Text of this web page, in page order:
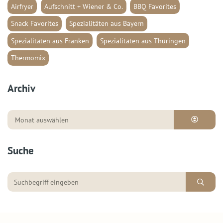
Airfryer Aufschnitt + Wiener & Co.
BBQ Favorites
Snack Favorites
Spezialitäten aus Bayern
Spezialitäten aus Franken
Spezialitäten aus Thüringen
Thermomix
Archiv
Suche